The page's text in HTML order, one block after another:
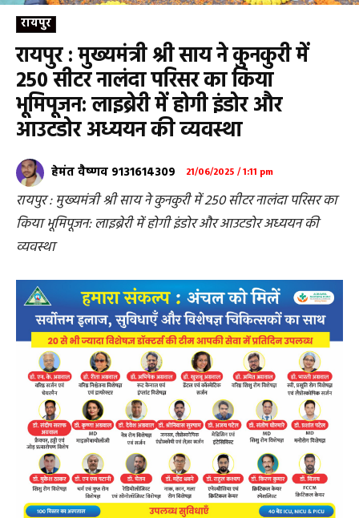
रायपुर
रायपुर : मुख्यमंत्री श्री साय ने कुनकुरी में
250 सीटर नालंदा परिसर का किया
भूमिपूजन: लाइब्रेरी में होगी इंडोर और
आउटडोर अध्ययन की व्यवस्था
हेमंत वैष्णव 9131614309 21/06/2025 / 1:11 pm
रायपुर : मुख्यमंत्री श्री साय ने कुनकुरी में 250 सीटर नालंदा परिसर का
किया भूमिपूजन: लाइब्रेरी में होगी इंडोर और आउटडोर अध्ययन की
व्यवस्था